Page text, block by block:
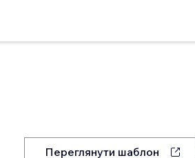
Переглянути шаблон